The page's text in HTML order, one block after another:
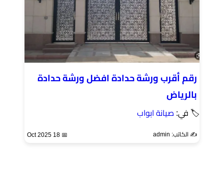
رقم أقرب ورشة حدادة افضل ورشة حدادة
بالرياض
🏷 في: صيانة ابواب
✍️ الكاتب: admin 📅 18 Oct 2025